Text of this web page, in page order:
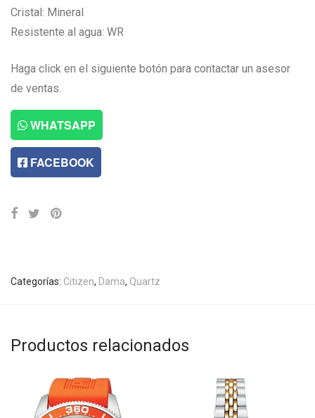
Cristal: Mineral
Resistente al agua: WR
Haga click en el siguiente botón para contactar un asesor
de ventas.
WHATSAPP
FACEBOOK
Categorías: Citizen, Dama, Quartz
Productos relacionados